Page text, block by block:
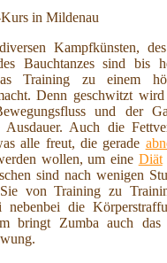
Kampfkünsten,
Bauchtanzes sind bis
Training zu einem
Denn geschwitzt
und der
Auch die
alle freut, die gerade
wollen, um eine Diät
sind nach wenigen
von Training zu
nebenbei die
bringt Zumba auch das